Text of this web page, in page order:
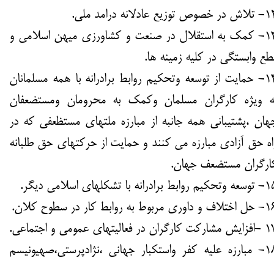
عادلانه درامد ملی.
13- کمک به استقلال در صنعت و کشاورزی میهن اسلامی و
وابستگی در کلیه زمینه ها.
14- حمایت از توسعه وتحکیم روابط برادرانه با همه مسلمانان
ویژه کارگران مسلمان وکمک به محرومان ومستضعفان
،پشتیبانی همه جانبه از مبارزه ملتهای مستظعفی که در
حق آزادی مبارزه می کنند و حمایت از حرکتهای حق طلبانه
مستضعف جهان.
با تشکلهای اسلامی دیگر.
به روابط کار در سطوح کلان.
فعالیتهای عمومی و اجتماعی.
18- مبارزه علیه کفر واستکبار جهانی ،نژادپرستی،صهیونیسم